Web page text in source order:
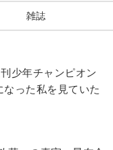
雑誌
少年チャンピオン
った私を見ていた